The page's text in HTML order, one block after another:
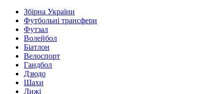
Збірна України
Футбольні трансфери
Футзал
Волейбол
Біатлон
Велоспорт
Гандбол
Дзюдо
Шахи
Лижі